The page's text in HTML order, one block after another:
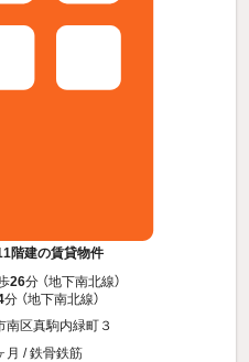
階建の賃貸物件
26分 （地下南北線）
分 （地下南北線）
南区真駒内緑町３
月 / 鉄骨鉄筋